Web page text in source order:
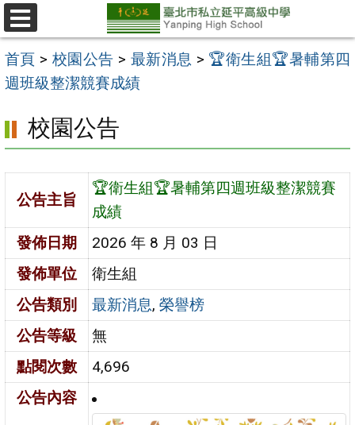
跳
至
主
要
區
選
單
首頁 > 校園公告 > 最新消息 > 🏆衛生組🏆暑輔第四
週班級整潔競賽成績
校園公告
公告主旨
🏆衛生組🏆暑輔第四週班級整潔競賽
成績
發佈日期
2026 年 8 月 03 日
發佈單位
衛生組
公告類別
最新消息,榮譽榜
公告等級
無
點閱次數
4,696
公告內容